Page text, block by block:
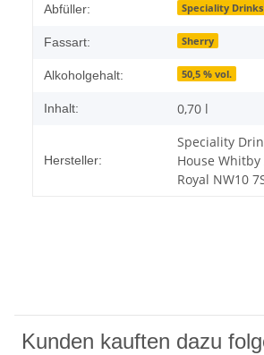
Abfüller: Speciality
Fassart: Sherry
Alkoholgehalt: 50,5 % vol.
Inhalt: 0,70 l
Hersteller:
Speciality
House Whitby
Royal NW10
Kunden kauften dazu